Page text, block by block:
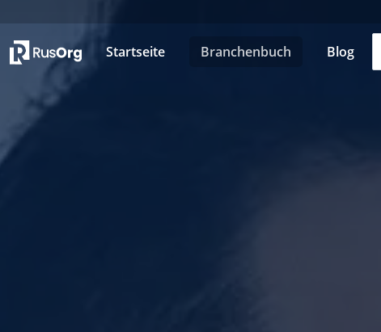
Startseite Branchenbuch Blog